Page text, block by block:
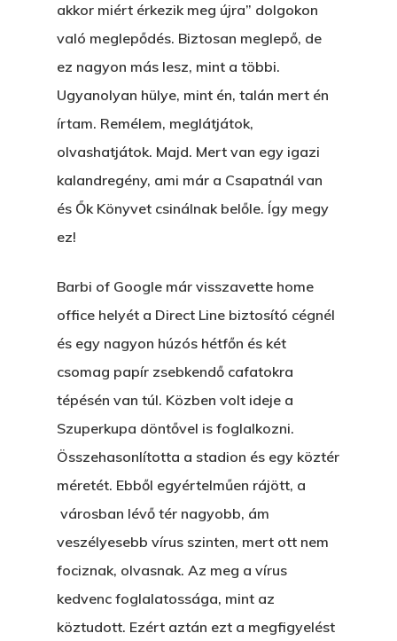
akkor miért érkezik meg újra” dolgokon
való meglepődés. Biztosan meglepő, de
ez nagyon más lesz, mint a többi.
Ugyanolyan hülye, mint én, talán mert én
írtam. Remélem, meglátjátok,
olvashatjátok. Majd. Mert van egy igazi
kalandregény, ami már a Csapatnál van
és Ők Könyvet csinálnak belőle. Így megy
ez!
Barbi of Google már visszavette home
office helyét a Direct Line biztosító cégnél
és egy nagyon húzós hétfőn és két
csomag papír zsebkendő cafatokra
tépésén van túl. Közben volt ideje a
Szuperkupa döntővel is foglalkozni.
Összehasonlította a stadion és egy köztér
méretét. Ebből egyértelműen rájött, a
városban lévő tér nagyobb, ám
veszélyesebb vírus szinten, mert ott nem
fociznak, olvasnak. Az meg a vírus
kedvenc foglalatossága, mint az
köztudott. Ezért aztán ezt a megfigyelést